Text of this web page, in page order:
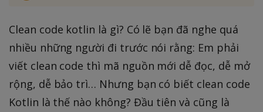
Clean code kotlin là gì? Có lẽ bạn đã nghe quá
nhiều những người đi trước nói rằng: Em phải
viết clean code thì mã nguồn mới dễ đọc, dễ mở
rộng, dễ bảo trì… Nhưng bạn có biết clean code
Kotlin là thế nào không? Đầu tiên và cũng là